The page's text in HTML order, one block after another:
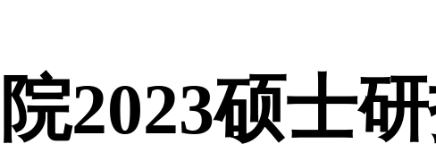
2023硕士